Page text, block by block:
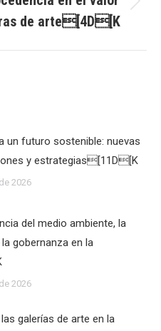
post:de arte[4D[K
un futuro sostenible: nuevas
y estrategias[11D[K
2026
del medio ambiente, la
gobernanza en la
2026
galerías de arte en la